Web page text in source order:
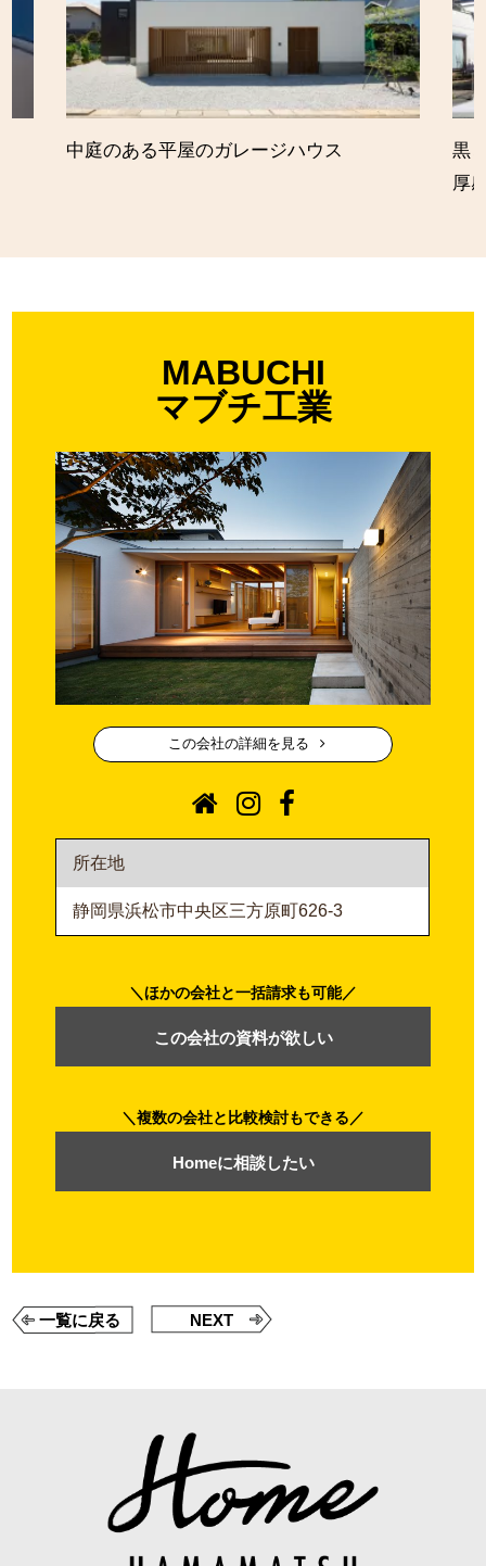
中庭のある平屋のガレージハウス
黒
厚
MABUCHI
マブチ工業
この会社の詳細を見る
所在地
静岡県浜松市中央区三方原町626-3
複数の会社と比較検討もできる
Homeに相談したい
ほかの会社と一括請求も可能
この会社の資料が欲しい
一覧に戻る NEXT